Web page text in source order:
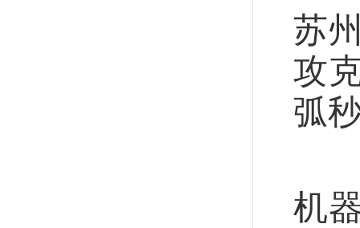
苏
攻
弧
机